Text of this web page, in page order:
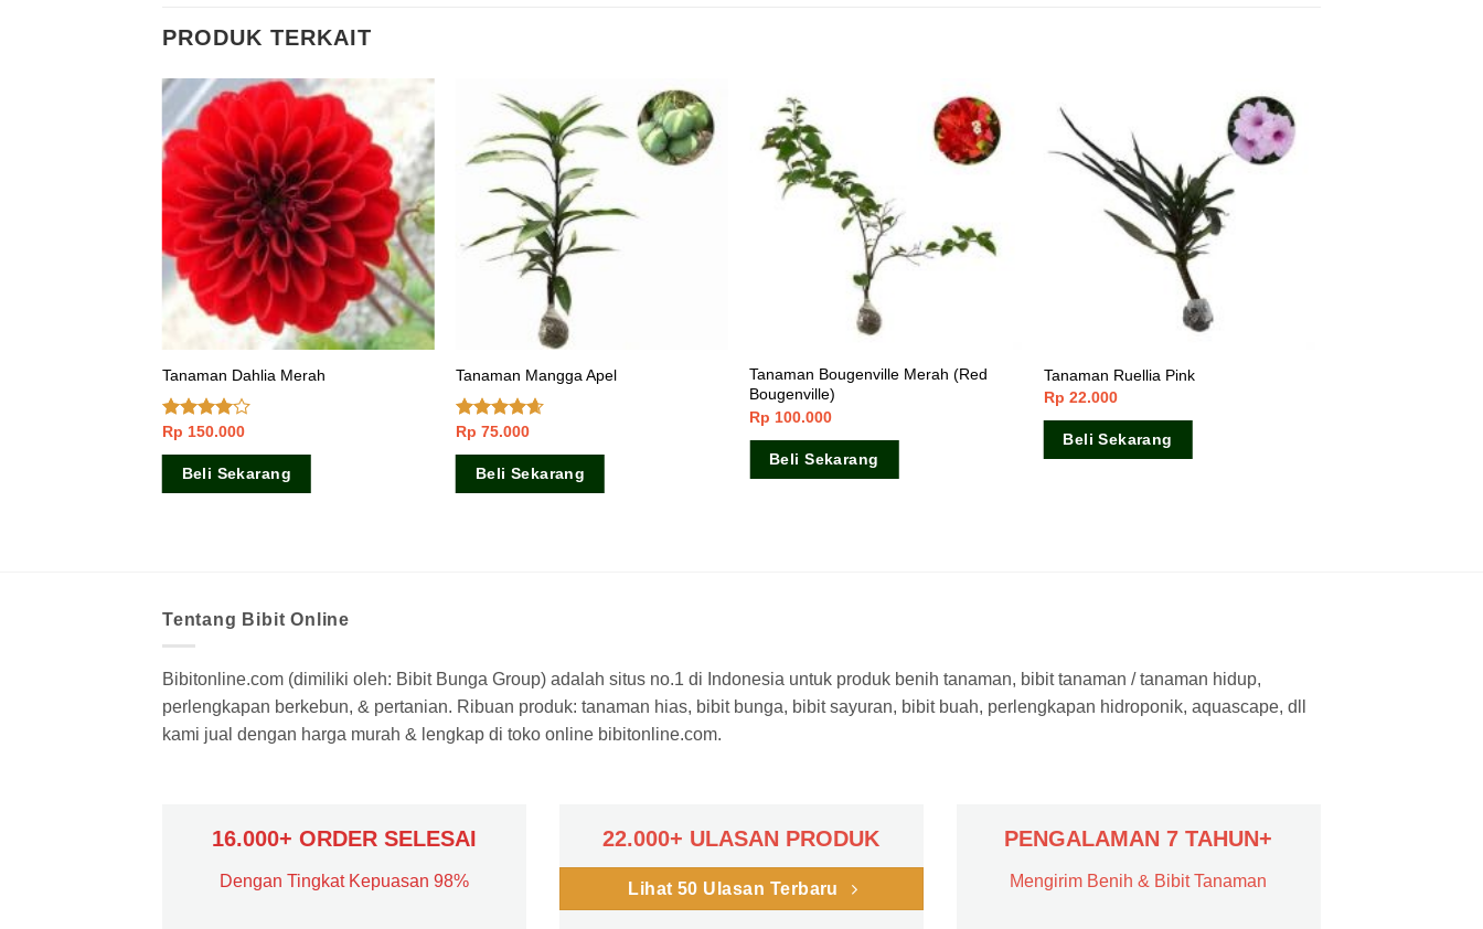
PRODUK TERKAIT
Tanaman Dahlia Merah
Dinilai
Rp 150.000
Beli Sekarang
Tanaman Mangga Apel
Dinilai
Rp 75.000
Beli Sekarang
Tanaman Bougenville Merah (Red
Bougenville)
Rp 100.000
Beli Sekarang
Tanaman Ruellia Pink
Rp 22.000
Beli Sekarang
Tentang Bibit Online
Bibitonline.com (dimiliki oleh: Bibit Bunga Group) adalah situs no.1 di Indonesia untuk produk benih tanaman, bibit tanaman / tanaman hidup,
perlengkapan berkebun, & pertanian. Ribuan produk: tanaman hias, bibit bunga, bibit sayuran, bibit buah, perlengkapan hidroponik, aquascape, dll
kami jual dengan harga murah & lengkap di toko online bibitonline.com.
16.000+ ORDER SELESAI
Dengan Tingkat Kepuasan 98%
22.000+ ULASAN PRODUK
Lihat 50 Ulasan Terbaru
PENGALAMAN 7 TAHUN+
Mengirim Benih & Bibit Tanaman